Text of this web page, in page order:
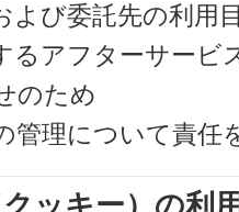
よび委託先の利用
るアフターサービ
のため
管理について責任
ッキー）の利